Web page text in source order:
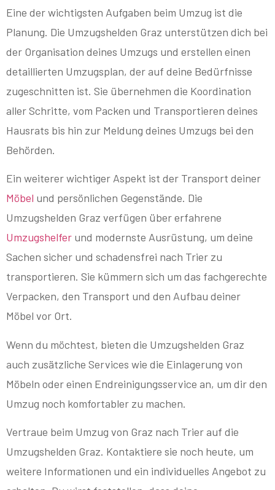
Eine der wichtigsten Aufgaben beim Umzug ist die
Planung. Die Umzugshelden Graz unterstützen dich bei
der Organisation deines Umzugs und erstellen einen
detaillierten Umzugsplan, der auf deine Bedürfnisse
zugeschnitten ist. Sie übernehmen die Koordination
aller Schritte, vom Packen und Transportieren deines
Hausrats bis hin zur Meldung deines Umzugs bei den
Behörden.
Ein weiterer wichtiger Aspekt ist der Transport deiner
Möbel und persönlichen Gegenstände. Die
Umzugshelden Graz verfügen über erfahrene
Umzugshelfer und modernste Ausrüstung, um deine
Sachen sicher und schadensfrei nach Trier zu
transportieren. Sie kümmern sich um das fachgerechte
Verpacken, den Transport und den Aufbau deiner
Möbel vor Ort.
Wenn du möchtest, bieten die Umzugshelden Graz
auch zusätzliche Services wie die Einlagerung von
Möbeln oder einen Endreinigungsservice an, um dir den
Umzug noch komfortabler zu machen.
Vertraue beim Umzug von Graz nach Trier auf die
Umzugshelden Graz. Kontaktiere sie noch heute, um
weitere Informationen und ein individuelles Angebot zu